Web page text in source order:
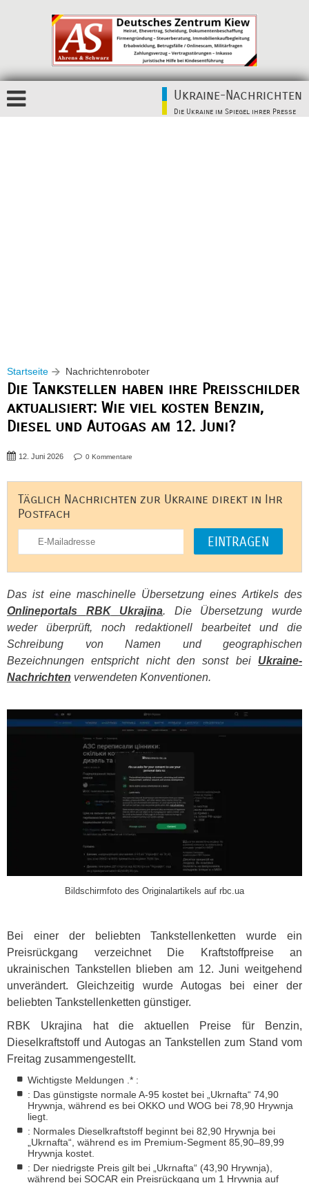
Ukraine-Nachrichten
Die Ukraine im Spiegel ihrer Presse
Startseite Nachrichtenroboter
Die Tankstellen haben ihre Preisschilder
aktualisiert: Wie viel kosten Benzin,
Diesel und Autogas am 12. Juni?
12. Juni 2026 0 Kommentare
Täglich Nachrichten zur Ukraine direkt in Ihr
Postfach
Das ist eine maschinelle Übersetzung eines Artikels des
Onlineportals RBKUkrajina. Die Übersetzung wurde
weder überprüft, noch redaktionell bearbeitet und die
Schreibung von Namen und geographischen
Bezeichnungen entspricht nicht den sonst bei Ukraine-
Nachrichten verwendeten Konventionen.
Bildschirmfoto des Originalartikels auf rbc.ua
Bei einer der beliebten Tankstellenketten wurde ein
Preisrückgang verzeichnet Die Kraftstoffpreise an
ukrainischen Tankstellen blieben am 12. Juni weitgehend
unverändert. Gleichzeitig wurde Autogas bei einer der
beliebten Tankstellenketten günstiger.
RBK Ukrajina hat die aktuellen Preise für Benzin,
Dieselkraftstoff und Autogas an Tankstellen zum Stand vom
Freitag zusammengestellt.
Wichtigste Meldungen .* :
: Das günstigste normale A-95 kostet bei „Ukrnafta“ 74,90
Hrywnja, während es bei OKKO und WOG bei 78,90 Hrywnja
liegt.
: Normales Dieselkraftstoff beginnt bei 82,90 Hrywnja bei
„Ukrnafta“, während es im Premium-Segment 85,90–89,99
Hrywnja kostet.
: Der niedrigste Preis gilt bei „Ukrnafta“ (43,90 Hrywnja),
während bei SOCAR ein Preisrückgang um 1 Hrywnja auf